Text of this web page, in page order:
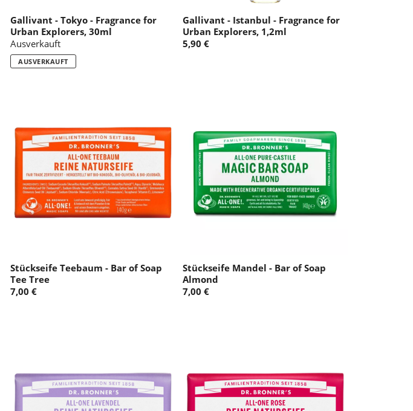
Gallivant - Tokyo - Fragrance for
Urban Explorers, 30ml
Ausverkauft
AUSVERKAUFT
Gallivant - Istanbul - Fragrance for
Urban Explorers, 1,2ml
5,90 €
Stückseife Teebaum - Bar of Soap
Tee Tree
7,00 €
Stückseife Mandel - Bar of Soap
Almond
7,00 €